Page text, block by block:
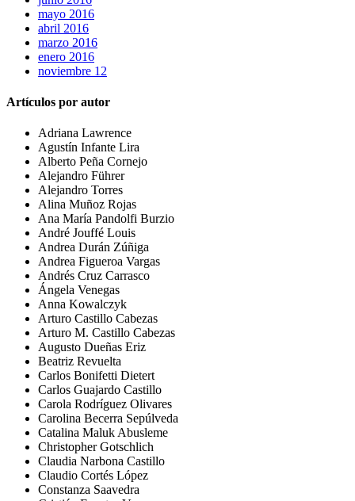
mayo 2016
abril 2016
marzo 2016
enero 2016
noviembre 12
Artículos por autor
Adriana Lawrence
Agustín Infante Lira
Alberto Peña Cornejo
Alejandro Führer
Alejandro Torres
Alina Muñoz Rojas
Ana María Pandolfi Burzio
André Jouffé Louis
Andrea Durán Zúñiga
Andrea Figueroa Vargas
Andrés Cruz Carrasco
Ángela Venegas
Anna Kowalczyk
Arturo Castillo Cabezas
Arturo M. Castillo Cabezas
Augusto Dueñas Eriz
Beatriz Revuelta
Carlos Bonifetti Dietert
Carlos Guajardo Castillo
Carola Rodríguez Olivares
Carolina Becerra Sepúlveda
Catalina Maluk Abusleme
Christopher Gotschlich
Claudia Narbona Castillo
Claudio Cortés López
Constanza Saavedra